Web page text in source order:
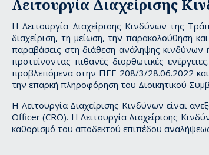
Λειτουργία Διαχείρισης
Η Λειτουργία Διαχείρισης Κινδύνων της
διαχείριση, τη μείωση, την παρακολούθηση
παραβάσεις στη διάθεση ανάληψης κινδύνων
προτείνοντας πιθανές διορθωτικές
προβλεπόμενα στην ΠΕΕ 208/3/28.06.2022 και
την επαρκή πληροφόρηση του Διοικητικού
Η Λειτουργία Διαχείρισης Κινδύνων είναι
Officer (CRO). Η Λειτουργία Διαχείρισης
καθορισμό του αποδεκτού επιπέδου